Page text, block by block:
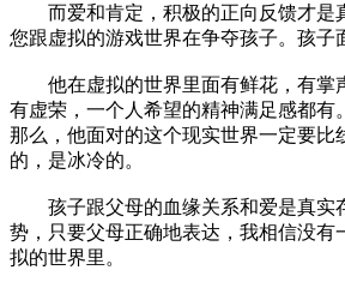
而爱和肯定，积极的正向反馈才是
您跟虚拟的游戏世界在争夺孩子。孩子
他在虚拟的世界里面有鲜花，有掌
有虚荣，一个人希望的精神满足感都有
那么，他面对的这个现实世界一定要比
的，是冰冷的。
孩子跟父母的血缘关系和爱是真实
势，只要父母正确地表达，我相信没有
拟的世界里。